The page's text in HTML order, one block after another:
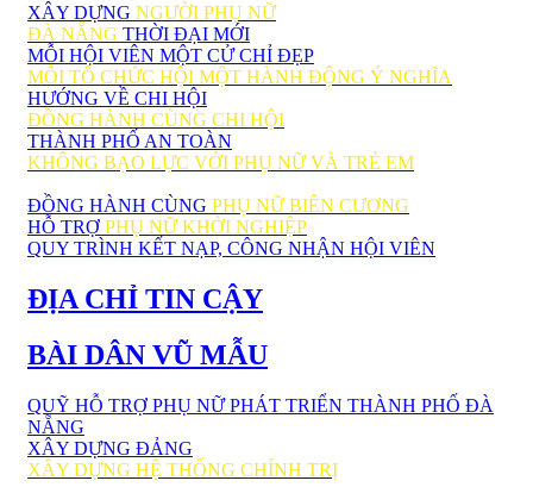
XÂY DỰNG NGƯỜI PHỤ NỮ
ĐÀ NẴNG THỜI ĐẠI MỚI
MỖI HỘI VIÊN MỘT CỬ CHỈ ĐẸP
MỖI TỔ CHỨC HỘI MỘT HÀNH ĐỘNG Ý NGHĨA
HƯỚNG VỀ CHI HỘI
ĐỒNG HÀNH CÙNG CHI HỘI
THÀNH PHỐ AN TOÀN
KHÔNG BẠO LỰC VỚI PHỤ NỮ VÀ TRẺ EM
ĐỒNG HÀNH CÙNG PHỤ NỮ BIÊN CƯƠNG
HỖ TRỢ PHỤ NỮ KHỞI NGHIỆP
QUY TRÌNH KẾT NẠP, CÔNG NHẬN HỘI VIÊN
ĐỊA CHỈ TIN CẬY
BÀI DÂN VŨ MẪU
QUỸ HỖ TRỢ PHỤ NỮ PHÁT TRIỂN THÀNH PHỐ ĐÀ
NẴNG
XÂY DỰNG ĐẢNG
XÂY DỰNG HỆ THỐNG CHÍNH TRỊ